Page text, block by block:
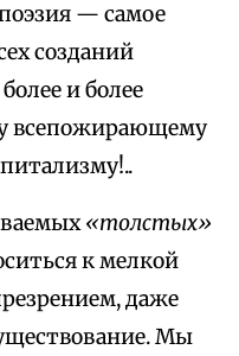
— самое
созданий
и более
всепожирающему
«толстых»
к мелкой
даже
Мы